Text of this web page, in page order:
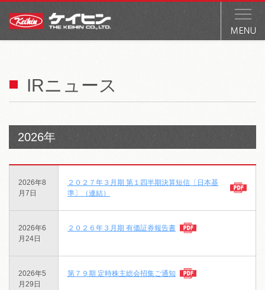
IRニュース
2026年
2026年8
月7日
２０２７年３月期 第１四半期決算短信〔日本基
準〕（連結）
2026年6
月24日
２０２６年３月期 有価証券報告書
2026年5
月29日
第７９期 定時株主総会招集ご通知